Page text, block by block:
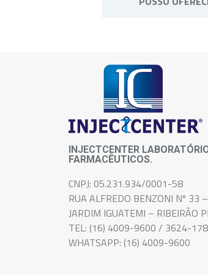
INJECTCENTER
FARMACÊUTICOS.
CNPJ: 05.231.934/0001-58
RUA ALFREDO BENZONI Nº 33
JARDIM IGUATEMI – RIBEIRÃO
TEL: (16) 4009-9600 / 3624-
WHATSAPP: (16) 4009-9600